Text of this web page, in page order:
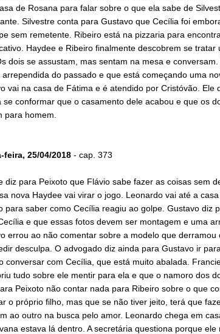
de Rosana para falar sobre o que ela sabe de
Silvestre conta para Gustavo que Cecília foi
sem remetente. Ribeiro está na pizzaria para
Haydee e Ribeiro finalmente descobrem se tratar
dois se assustam, mas sentam na mesa e
arrependida do passado e que está começando uma
vai na casa de Fátima e é atendido por Cristóvão. Ele
se conformar que o casamento dele acabou e que os
para homem.
feira, 25/04/2018- cap. 373
diz para Peixoto que Flávio sabe fazer as coisas sem
nova Haydee vai virar o jogo. Leonardo vai até a
para saber como Cecília reagiu ao golpe. Gustavo diz
e que essas fotos devem ser montagem e uma
errou ao não comentar sobre a modelo que derramou
desculpa. O advogado diz ainda para Gustavo ir
conversar com Cecília, que está muito abalada.
tudo sobre ele mentir para ela e que o namoro dos
Peixoto não contar nada para Ribeiro sobre o que
o próprio filho, mas que se não tiver jeito, terá que
ao outro na busca pelo amor. Leonardo chega em
estava lá dentro. A secretária questiona porque ele